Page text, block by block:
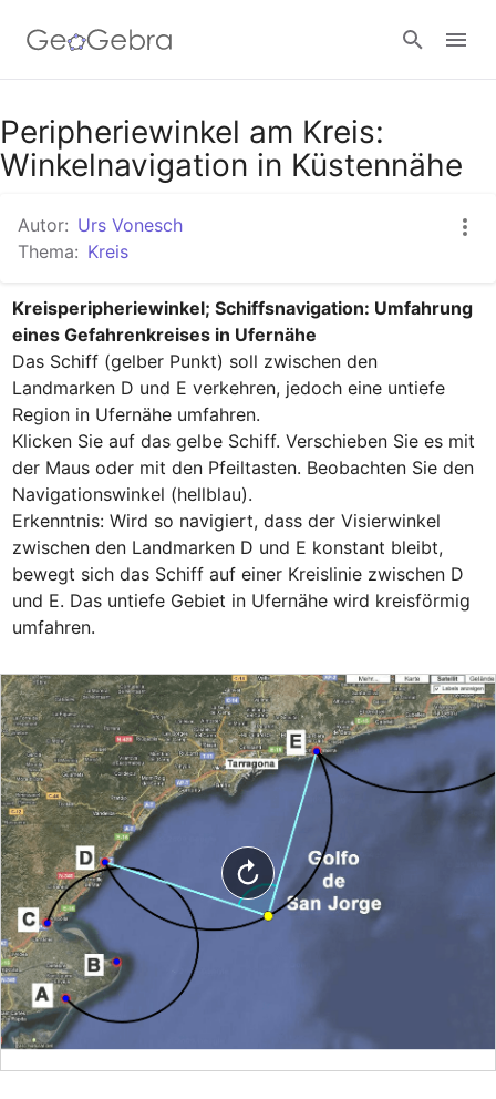
Google Classroom
Peripheriewinkel am Kreis:
Winkelnavigation in Küstennähe
Autor: Urs Vonesch
Thema: Kreis
Kreisperipheriewinkel; Schiffsnavigation: Umfahrung
eines Gefahrenkreises in Ufernähe
Das Schiff (gelber Punkt) soll zwischen den
Landmarken D und E verkehren, jedoch eine untiefe
Region in Ufernähe umfahren.
Klicken Sie auf das gelbe Schiff. Verschieben Sie es mit
der Maus oder mit den Pfeiltasten. Beobachten Sie den
Navigationswinkel (hellblau).
Erkenntnis: Wird so navigiert, dass der Visierwinkel
zwischen den Landmarken D und E konstant bleibt,
bewegt sich das Schiff auf einer Kreislinie zwischen D
und E. Das untiefe Gebiet in Ufernähe wird kreisförmig
umfahren.